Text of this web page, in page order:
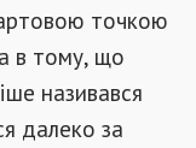
точкою
в тому, що
називався
далеко за